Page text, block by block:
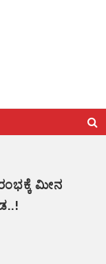
ಮೀನ